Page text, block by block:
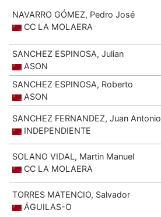
NAVARRO GÓMEZ, Pedro José
CC LA MOLAERA
SANCHEZ ESPINOSA, Julian
ASON
SANCHEZ ESPINOSA, Roberto
ASON
SANCHEZ FERNANDEZ, Juan Antonio
INDEPENDIENTE
SOLANO VIDAL, Martin Manuel
CC LA MOLAERA
TORRES MATENCIO, Salvador
ÁGUILAS-O